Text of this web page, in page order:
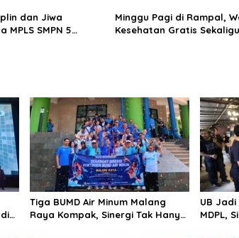
dan Jiwa
MPLS SMPN 5
Minggu Pagi di Rampal,
Kesehatan Gratis
Tiga BUMD Air Minum Malang
Raya Kompak, Sinergi Tak Hanya
UB Jadi
MDPL,